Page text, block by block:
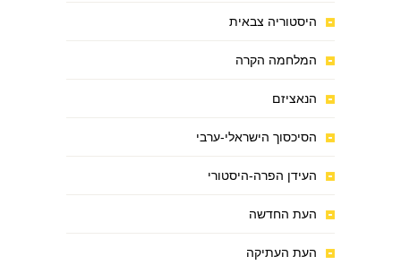
היסטוריה צבאית
המלחמה הקרה
הנאציזם
הסיכסוך הישראלי-ערבי
העידן הפרה-היסטורי
העת החדשה
העת העתיקה